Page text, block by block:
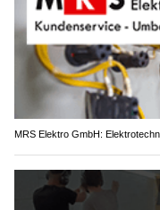
MRS Elektro GmbH: